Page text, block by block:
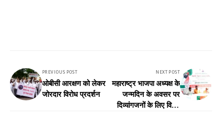
PREVIOUS POST
ओबीसी आरक्षण को लेकर
जोरदार विरोध प्रदर्शन
NEXT POST
महाराष्ट्र भाजपा अध्यक्ष के
जन्मदिन के अवसर पर
दिव्यांगजनों के लिए विशेष